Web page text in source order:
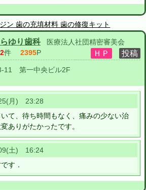
ン 歯の充填材料 歯の修復キット
ゆり歯科
医療法人社団精密審美会
2件 2395P
11 第一中央ビル2F
月) 23:28
て、待ち時間もなく、痛みの少ない治
ありがたかったです。
土) 16:24
す．